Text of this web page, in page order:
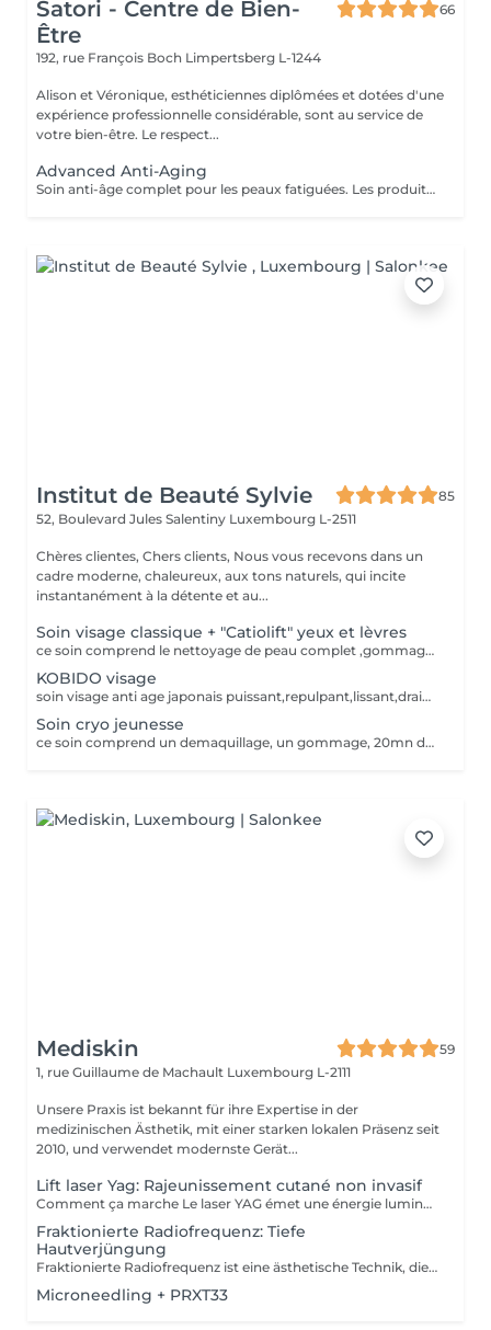
Satori - Centre de Bien-
Être
66
192, rue François Boch Limpertsberg L-1244
Alison et Véronique, esthéticiennes diplômées et dotées d'une
expérience professionnelle considérable, sont au service de
votre bien-être. Le respect...
Advanced Anti-Aging
Soin anti-âge complet pour les peaux fatiguées. Les produits pénètrent en profondeur grâce au Sono Lifter (ultrasons). Il permet de lutter contre les rides et les cicatrices d'acné. L'Oxy Booster rafraîchit la peau et atténue les signes de fatigue, même au niveau du contour des yeux, pour un regard illuminé.
Institut de Beauté Sylvie
85
52, Boulevard Jules Salentiny Luxembourg L-2511
Chères clientes, Chers clients, Nous vous recevons dans un
cadre moderne, chaleureux, aux tons naturels, qui incite
instantanément à la détente et au...
Soin visage classique + "Catiolift" yeux et lèvres
ce soin comprend le nettoyage de peau complet ,gommage specifique levres ,catiolift yeux et levres,massage masque
KOBIDO visage
soin visage anti age japonais puissant,repulpant,lissant,drainant,eclaircissant,raffermissant ce soin est un enchainement de manoeuvres et d'acupression ,il ne comprend pas de nettoyage de peau.
Soin cryo jeunesse
ce soin comprend un demaquillage, un gommage, 20mn de cryo visage, un masque hydratant et une creme de jour pour finir
Mediskin
59
1, rue Guillaume de Machault Luxembourg L-2111
Unsere Praxis ist bekannt für ihre Expertise in der
medizinischen Ästhetik, mit einer starken lokalen Präsenz seit
2010, und verwendet modernste Gerät...
Lift laser Yag: Rajeunissement cutané non invasif
Comment ça marche Le laser YAG émet une énergie lumineuse concentrée qui chauffe les couches profondes de la peau, stimulant ainsi la production de collagène. Cela aide à raffermir la peau et à améliorer sa texture et sa fermeté. Longueur d'onde : Fonctionne à une longueur d'onde de 1064 nm Avantages Non invasif: Pas de chirurgie ni d'incisions nécessaires. Temps de récupération minimal: La plupart des gens peuvent reprendre leurs activités normales immédiatement. Efficace: Réduit l'apparence des rides, des ridules et du relâchement cutané. Sûr: Généralement considéré comme sûr avec un faible risque de complications. Détails de la procédure Préparation: Évitez l'exposition au soleil avant le traitement. Pendant la procédure: La zone à traiter est nettoyée. Le laser YAG est passé sur la peau, délivrant de l'énergie de manière contrôlée. Après le traitement: Quelques rougeurs ou gonflements peuvent survenir, mais ils disparaissent généralement en quelques jours. Récupération Soins immédiats: Évitez l'exposition directe au soleil et utilisez un écran solaire pendant quelques semaines. Résultats à long terme: Les résultats complets peuvent prendre plusieurs mois car la production de collagène continue.
Fraktionierte Radiofrequenz: Tiefe
Hautverjüngung
Fraktionierte Radiofrequenz ist eine ästhetische Technik, die elektromagnetische Wellen verwendet, um die tieferen Hautschichten zu erwärmen. Dies stimuliert die Kollagenproduktion und strafft die Haut, verbessert ihre Textur und reduziert Anzeichen der Hautalterung. Vorteile: -Hautstraffung. -Reduzierung von Falten und Narben. -Verbesserung der Hautstruktur. Anpassungsfähigkeit: Fraktionierte Radiofrequenz ist für alle Hauttypen geeignet. Ergänzende Pflege: -Um die Behandlungsergebnisse zu optimieren und die soziale Ausfallzeit zu minimieren, ist eine Phototherapie-Sitzung inbegriffen. Diese hilft, Entzündungen zu reduzieren, die Kollagenproduktion zu stimulieren und die Hautheilung zu verbessern. Gegenanzeigen: -Nicht empfohlen für schwangere oder stillende Frauen. Während der ersten Sitzung werden wir gemeinsam Ihre Ziele festlegen und die für Ihre Haut am besten geeignete Behandlung bestimmen. Bei Fragen kontaktieren Sie uns oder buchen Sie einen kostenlosen Beratungstermin.
Microneedling + PRXT33